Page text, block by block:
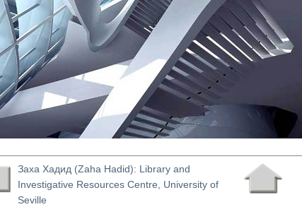
Заха Хадид (Zaha Hadid): Library and
Investigative Resources Centre, University of
Seville